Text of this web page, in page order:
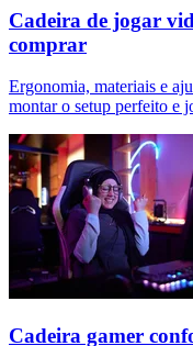
Cadeira de jogar
comprar
Ergonomia, materiais e
montar o setup perfeito e
Cadeira gamer